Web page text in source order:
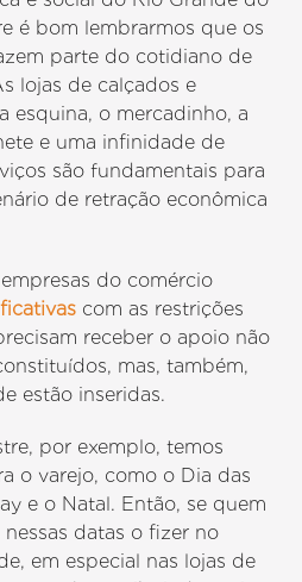
é bom lembrarmos que os
parte do cotidiano de
lojas de calçados e
esquina, o mercadinho, a
e uma infinidade de
são fundamentais para
de retração econômica
do comércio
com as restrições
receber o apoio não
mas, também,
estão inseridas.
por exemplo, temos
o varejo, como o Dia das
e o Natal. Então, se quem
datas o fizer no
em especial nas lojas de